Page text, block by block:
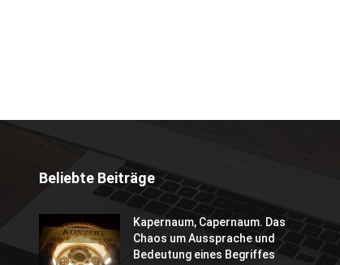
Beliebte Beiträge
Kapernaum, Capernaum. Das
Chaos um Aussprache und
Bedeutung eines Begriffes